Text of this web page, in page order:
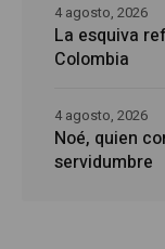
La esquiva
Colombia
4 agosto, 2026
Noé, quien
servidumbre
4 agosto, 2026